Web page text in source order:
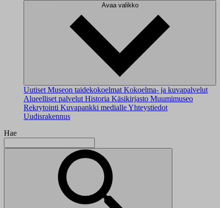
Avaa valikko
Uutiset Museon taidekokoelmat Kokoelma- ja kuvapalvelut
Alueelliset palvelut Historia Käsikirjasto Muumimuseo
Rekrytointi Kuvapankki medialleYhteystiedot
Uudisrakennus
Hae